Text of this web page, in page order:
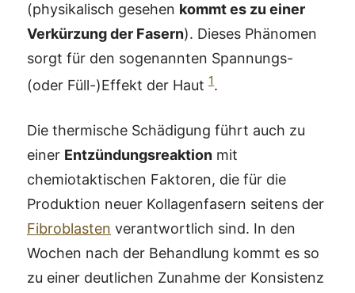
(physikalisch gesehen kommt es zu einer
Verkürzung der Fasern). Dieses Phänomen
sorgt für den sogenannten Spannungs-
(oder Füll-)Effekt der Haut 1.
Die thermische Schädigung führt auch zu
einer Entzündungsreaktion mit
chemiotaktischen Faktoren, die für die
Produktion neuer Kollagenfasern seitens der
Fibroblasten verantwortlich sind. In den
Wochen nach der Behandlung kommt es so
zu einer deutlichen Zunahme der Konsistenz